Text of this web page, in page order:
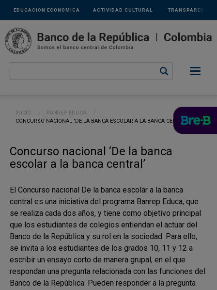
Pasar al contenido principal
Links
secundarios
ACTIVIDAD CULTURAL
EDUCACIÓN ECONÓMICA TRANSPARENCIA
Ruta de navegación
INICIO
BANREP EDUCA
CURRENT:
CONCURSO NACIONAL ‘DE LA BANCA ESCOLAR A LA BANCA CENTRAL’
Concurso nacional ‘De la banca
escolar a la banca central’
El Concurso nacional De la banca escolar a la banca
central es una iniciativa del programa Banrep Educa, que
se realiza cada dos años, y tiene como objetivo principal
que los estudiantes de colegios entiendan el actuar del
Banco de la República y su rol en la sociedad. Para ello,
se invita a los estudiantes de los grados 10, 11 y 12 a
escribir un ensayo corto de manera grupal, en el que
respondan una pregunta relacionada con las funciones del
Banco de la República. Pueden responder a la pregunta